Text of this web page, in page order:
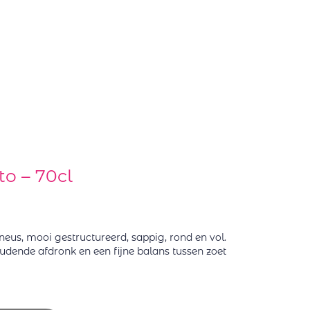
– 70cl
mooi gestructureerd, sappig, rond en vol.
afdronk en een fijne balans tussen zoet